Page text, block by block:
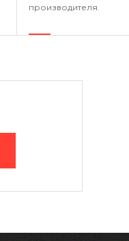
производителя.